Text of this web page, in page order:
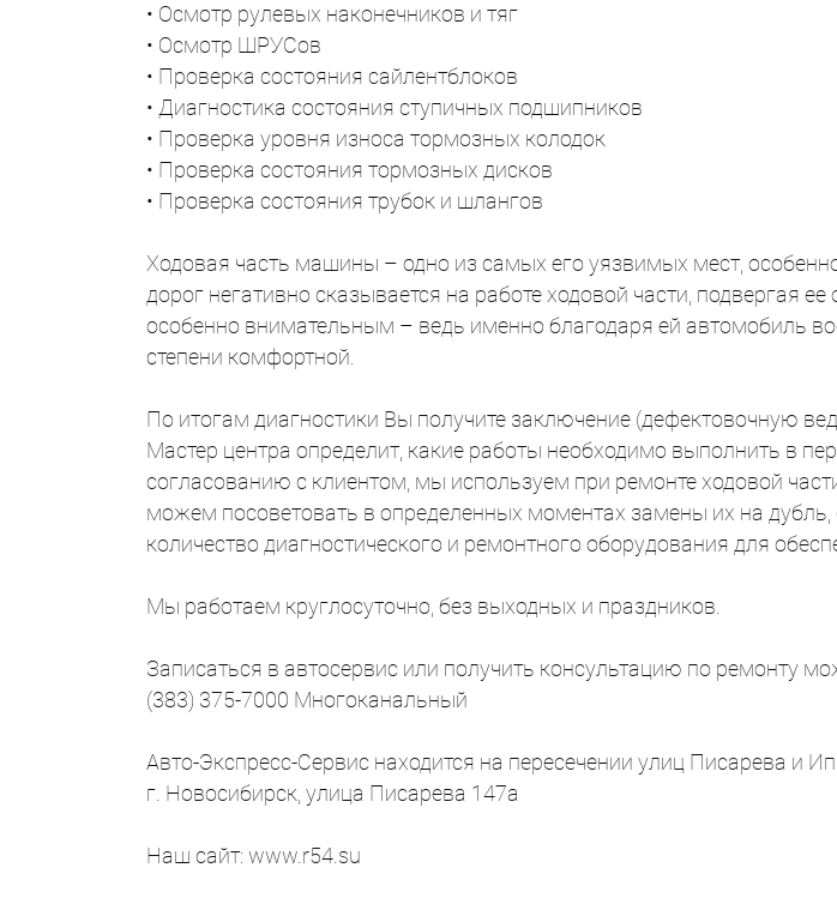
• Осмотр рулевых наконечников и тяг
• Осмотр ШРУСов
• Проверка состояния сайлентблоков
• Диагностика состояния ступичных подшипников
• Проверка уровня износа тормозных колодок
• Проверка состояния тормозных дисков
• Проверка состояния трубок и шлангов
Ходовая часть машины – одно из самых его уязвимых мест,
дорог негативно сказывается на работе ходовой части, подвергая
особенно внимательным – ведь именно благодаря ей автомобиль
степени комфортной.
По итогам диагностики Вы получите заключение (дефектовочную
Мастер центра определит, какие работы необходимо выполнить в
согласованию с клиентом, мы используем при ремонте ходовой
можем посоветовать в определенных моментах замены их на дубль,
количество диагностического и ремонтного оборудования для
Мы работаем круглосуточно, без выходных и праздников.
Записаться в автосервис или получить консультацию по ремонту
(383) 375-7000 Многоканальный
Авто-Экспресс-Сервис находится на пересечении улиц Писарева и
г. Новосибирск, улица Писарева 147а
Наш сайт: www.r54.su